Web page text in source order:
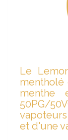
Le
menthe
50PG/
et d'une